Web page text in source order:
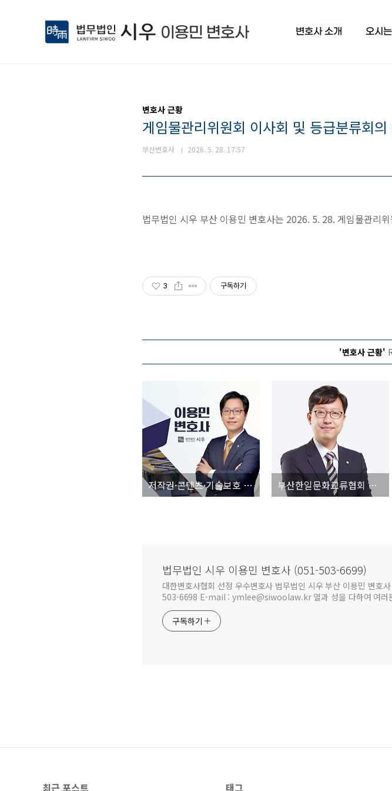
변호사 소개 오시
변호사 근황
게임물관리위원회 이사회 및 등급분류회의
부산변호사 2026. 5. 28. 17:57
법무법인 시우 부산 이용민 변호사는 2026. 5. 28. 게임물관리
3 구독하기
'변호사 근황'
저작권·콘텐츠·기술보호 분야 주요 경력 [법무법인 시우 부산 이용민 변호사] 부산한일문화교류협회 신규 이사 위촉 및 정기총회 참석
법무법인 시우 이용민 변호사 (051-503-6699)
대한변호사협회 선정 우수변호사 법무법인 시우 부산 이용민 변
503-6698 E-mail : ymlee@siwoolaw.kr 열과 성을 다하여 여러
구독하기
최근 포스트 태그